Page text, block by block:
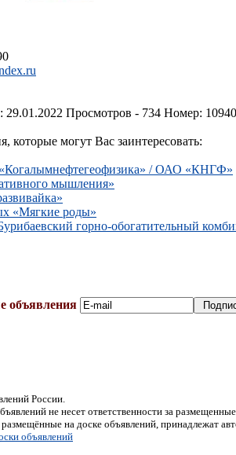
29.01.2022 Просмотров - 734 Номер:
которые могут Вас заинтересовать:
/ ОАО «КНГФ»
мышления»
«Мягкие роды»
горно-обогатительный
объявления
России.
не несет ответственности за
на доске объявлений, принадлежат
объявлений